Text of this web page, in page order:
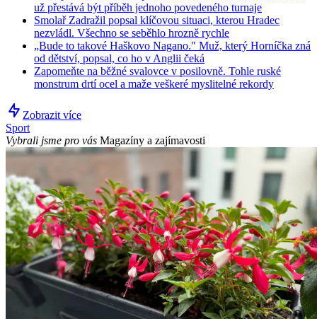
už přestává být příběh jednoho povedeného turnaje
Smolař Zadražil popsal klíčovou situaci, kterou Hradec
nezvládl. Všechno se seběhlo hrozně rychle
„Bude to takové Haškovo Nagano." Muž, který Horníčka zná
od dětství, popsal, co ho v Anglii čeká
Zapomeňte na běžné svalovce v posilovně. Tohle ruské
monstrum drtí ocel a maže veškeré myslitelné rekordy
Zobrazit více
Sport
Vybrali jsme pro vás Magazíny a zajímavosti